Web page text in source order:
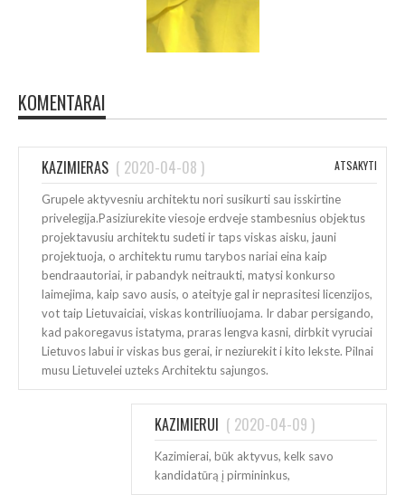
KOMENTARAI
KAZIMIERAS ( 2020-04-08 ) ATSAKYTI
Grupele aktyvesniu architektu nori susikurti sau isskirtine
privelegija.Pasiziurekite viesoje erdveje stambesnius objektus
projektavusiu architektu sudeti ir taps viskas aisku, jauni
projektuoja, o architektu rumu tarybos nariai eina kaip
bendraautoriai, ir pabandyk neitraukti, matysi konkurso
laimejima, kaip savo ausis, o ateityje gal ir neprasitesi licenzijos,
vot taip Lietuvaiciai, viskas kontriliuojama. Ir dabar persigando,
kad pakoregavus istatyma, praras lengva kasni, dirbkit vyruciai
Lietuvos labui ir viskas bus gerai, ir neziurekit i kito lekste. Pilnai
musu Lietuvelei uzteks Architektu sajungos.
KAZIMIERUI ( 2020-04-09 )
Kazimierai, būk aktyvus, kelk savo
kandidatūrą į pirmininkus,